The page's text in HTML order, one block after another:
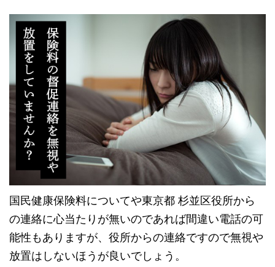
国民健康保険料についてや東京都 杉並区役所から
の連絡に心当たりが無いのであれば間違い電話の可
能性もありますが、役所からの連絡ですので無視や
放置はしないほうが良いでしょう。